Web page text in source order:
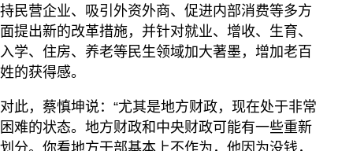
持民营企业、吸引外资外商、促进内部消费等多方
面提出新的改革措施，并针对就业、增收、生育、
入学、住房、养老等民生领域加大著墨，增加老百
姓的获得感。
对此，蔡慎坤说：“尤其是地方财政，现在处于非常
困难的状态。地方财政和中央财政可能有一些重新